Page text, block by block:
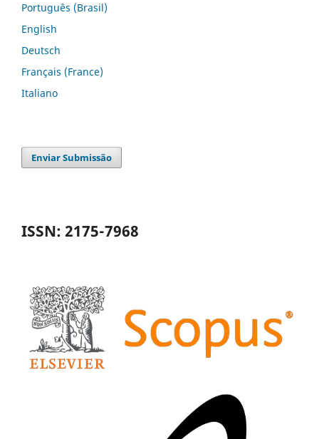
Português (Brasil)
English
Deutsch
Français (France)
Italiano
Enviar Submissão
ISSN: 2175-7968